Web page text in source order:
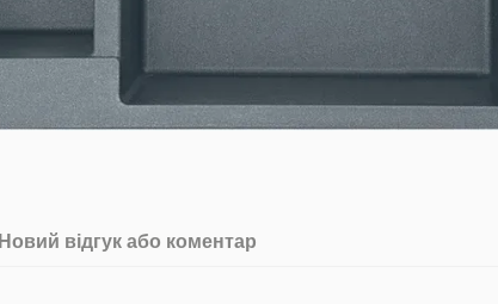
Новий відгук або коментар